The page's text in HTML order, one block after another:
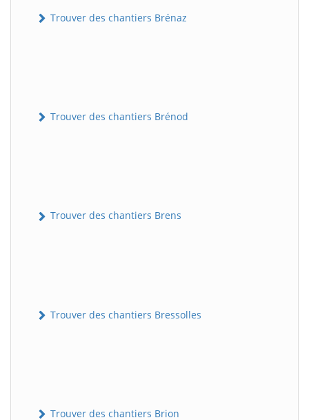
Trouver des chantiers Brénaz
Trouver des chantiers Brénod
Trouver des chantiers Brens
Trouver des chantiers Bressolles
Trouver des chantiers Brion